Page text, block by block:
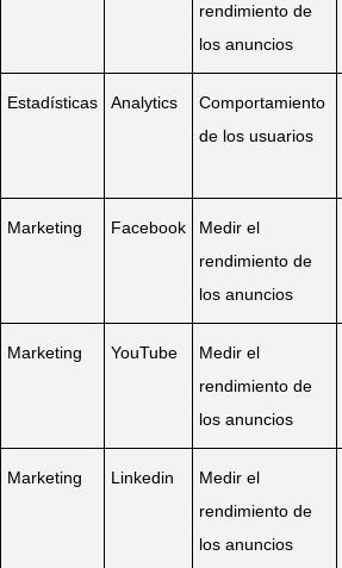
rendimiento de
los anuncios
Estadísticas Analytics
Comportamiento
de los usuarios
Marketing Facebook
Medir el
rendimiento de
los anuncios
Marketing YouTube
Medir el
rendimiento de
los anuncios
Marketing Linkedin
Medir el
rendimiento de
los anuncios